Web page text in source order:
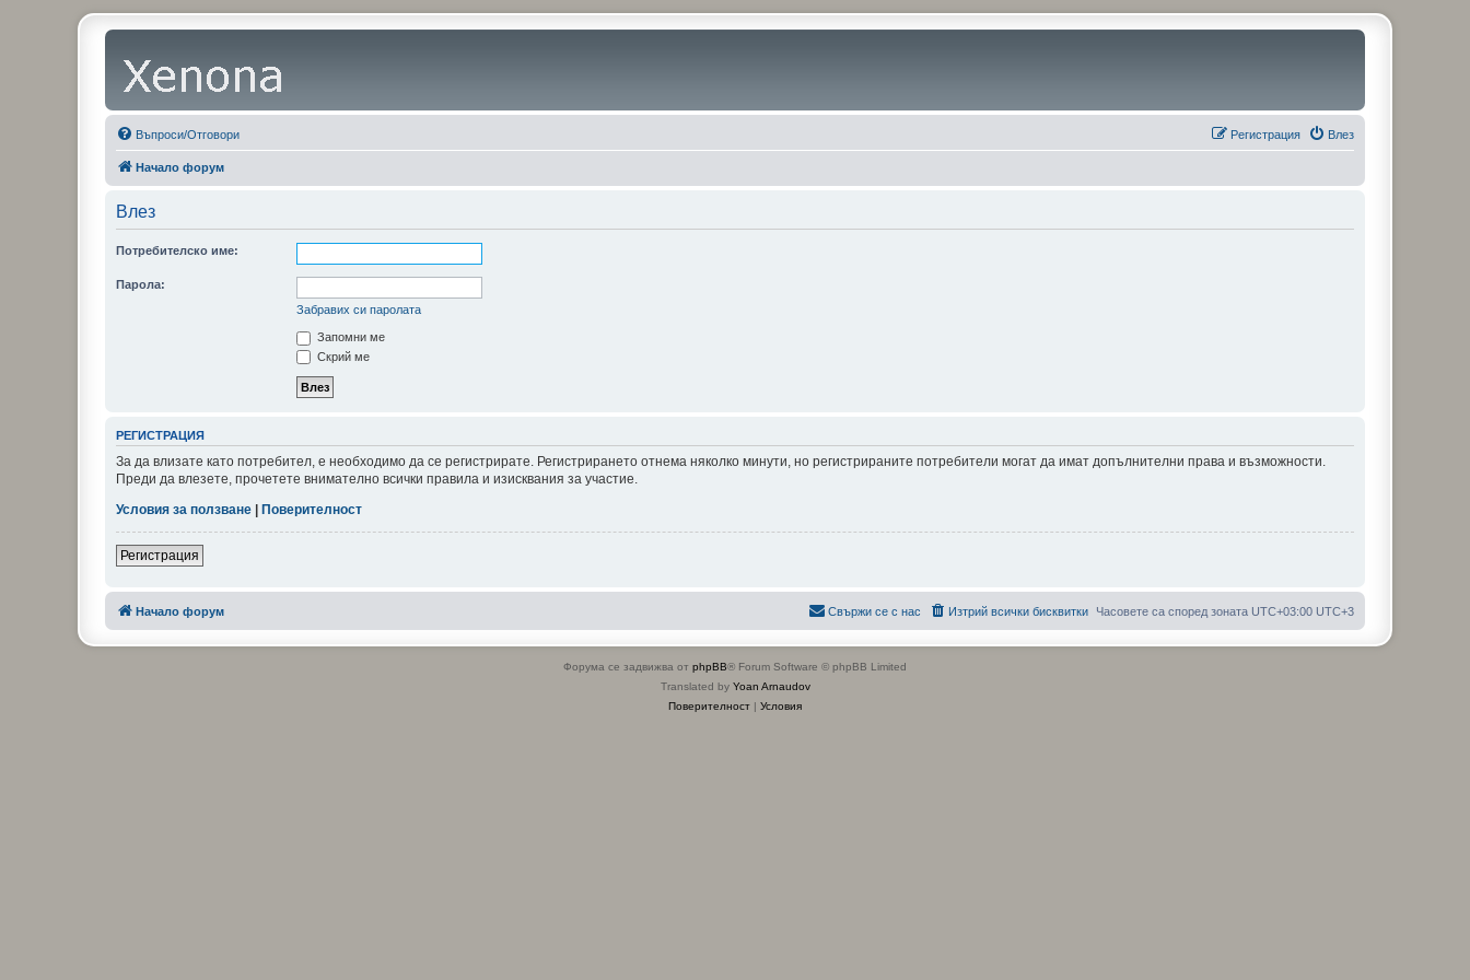
Въпроси/Отговори Влез
Регистрация
Начало форум
Влез
Потребителско име:
Парола:
Забравих си паролата
Запомни ме
Скрий ме
РЕГИСТРАЦИЯ
За да влизате като потребител, е необходимо да се регистрирате. Регистрирането отнема няколко минути, но регистрираните потребители могат да имат допълнителни права и възможности.
Преди да влезете, прочетете внимателно всички правила и изисквания за участие.
Условия за ползване | Поверителност
Регистрация
Начало форум Часовете са според зоната UTC+03:00 UTC+3
Изтрий всички бисквитки
Свържи се с нас
Форума се задвижва от phpBB® Forum Software © phpBB Limited
Translated by Yoan Arnaudov
Поверителност | Условия